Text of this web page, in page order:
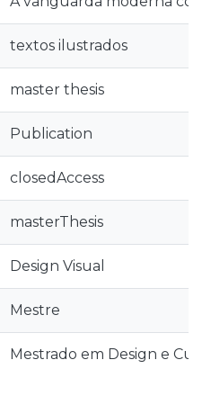
textos ilustrados
master thesis
Publication
closedAccess
masterThesis
Design Visual
Mestre
Mestrado em Design e